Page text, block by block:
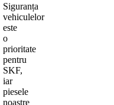
Siguranța
vehiculelor
este
o
prioritate
pentru
SKF,
iar
piesele
noastre